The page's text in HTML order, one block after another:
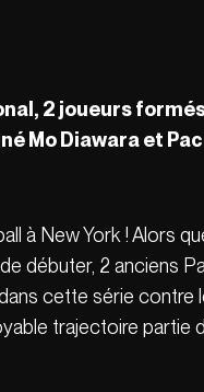
2 joueurs
Mo Diawara et Pac
à New York ! Alors
débuter, 2 anciens
cette série contre
trajectoire partie